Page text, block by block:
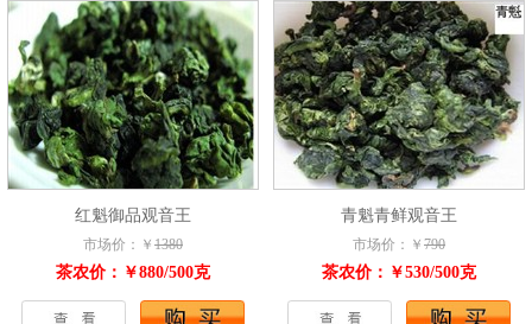
红魁御品观音王
市场价：￥ 1380
茶农价：￥880/500克
青魁青鲜观音王
市场价：￥ 790
茶农价：￥530/500克